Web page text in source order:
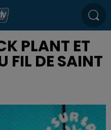
PLANT ET
FIL DE SAINT